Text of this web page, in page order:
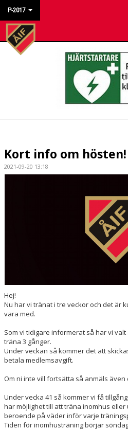
P-2017
HEM
BILDGALLERI
Kort info om hösten!
2021-09-20 13:18
Hej!
Nu har vi tränat i tre veckor och det är
vara med.
Som vi tidigare informerat så har vi
träna 3 gånger.
Under veckan så kommer det att
betala medlemsavgift.
Om ni inte vill fortsätta så anmäls även
Under vecka 41 så kommer vi få
har möjlighet till att träna inomhus eller
beroende på väder inför varje
Tiden för inomhusträning börjar